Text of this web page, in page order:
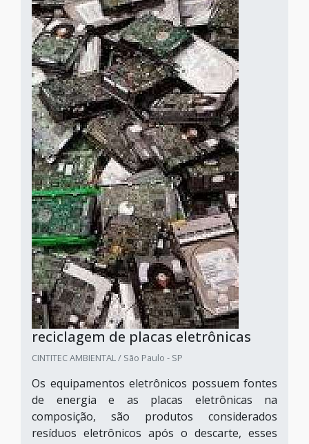
reciclagem de placas eletrônicas
CINTITEC AMBIENTAL / São Paulo - SP
Os equipamentos eletrônicos possuem fontes
de energia e as placas eletrônicas na
composição, são produtos considerados
resíduos eletrônicos após o descarte, esses